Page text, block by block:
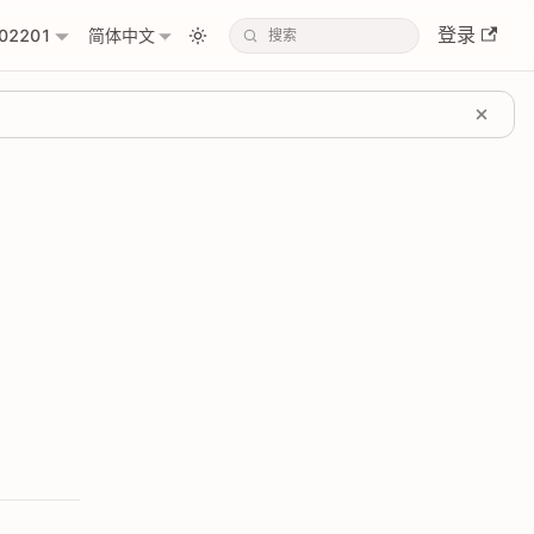
简体中文 登录